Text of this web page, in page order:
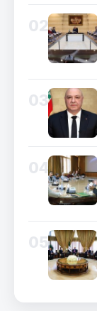
02
03
04
05